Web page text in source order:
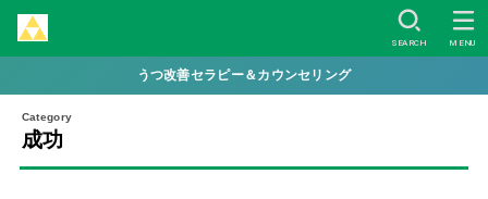
SEARCH MENU
うつ改善セラピー＆カウンセリング
成功